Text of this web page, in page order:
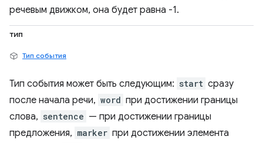
речевым движком, она будет равна -1.
тип
Тип события
Тип события может быть следующим: start сразу
после начала речи, word при достижении границы
слова, sentence — при достижении границы
предложения, marker при достижении элемента